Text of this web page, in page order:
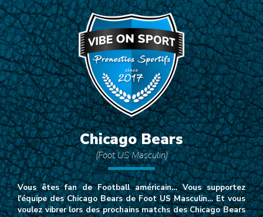
Chicago Bears
(Foot US Masculin)
Vous êtes fan de Football américain… Vous supportez
l'équipe des Chicago Bears de Foot US Masculin… Et vous
voulez vibrer lors des prochains matchs des Chicago Bears